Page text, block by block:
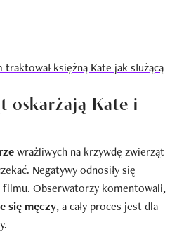
traktował księżną Kate jak służącą
oskarżają Kate i
wrażliwych na krzywdę zwierząt
Negatywy odnosiły się
filmu. Obserwatorzy komentowali,
się męczy, a cały proces jest dla